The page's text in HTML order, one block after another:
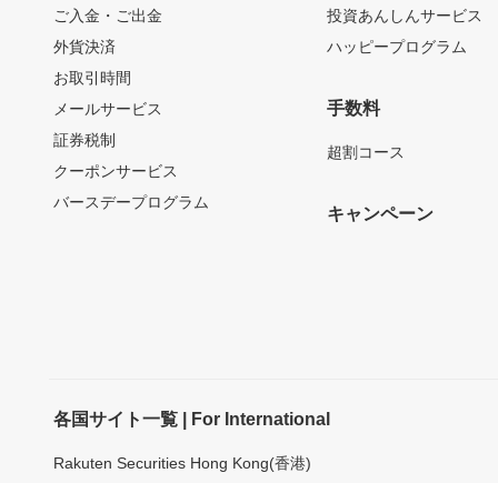
ご入金・ご出金
外貨決済
お取引時間
メールサービス
証券税制
クーポンサービス
バースデープログラム
投資あんしんサービス
ハッピープログラム
手数料
超割コース
キャンペーン
各国サイト一覧 | For International
Rakuten Securities Hong Kong(香港)